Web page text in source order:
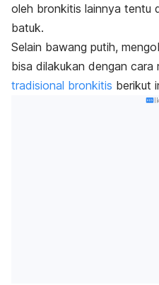
oleh bronkitis lainnya tentu
batuk.
Selain bawang putih,
bisa dilakukan dengan cara
tradisional bronkitis berikut